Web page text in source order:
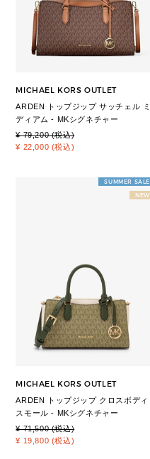
MICHAEL KORS OUTLET
ARDEN トップジップ サッチェル ミ
ディアム - MKシグネチャー
¥ 79,200 (税込)
¥ 22,000 (税込)
SUMMER SALE
NEW
MICHAEL KORS OUTLET
ARDEN トップジップ クロスボディ
スモール - MKシグネチャー
¥ 71,500 (税込)
¥ 19,800 (税込)